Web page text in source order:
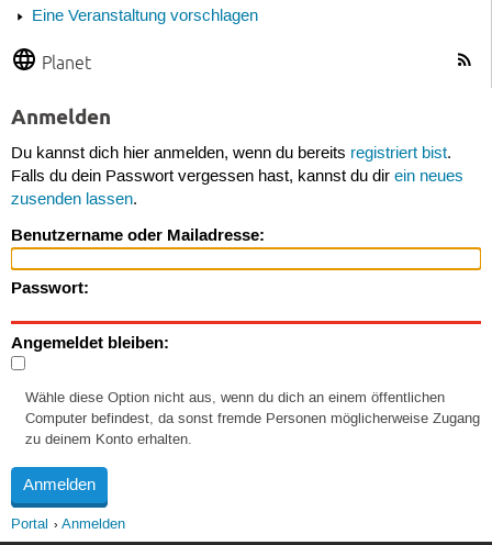
Eine Veranstaltung vorschlagen
Planet
Anmelden
Du kannst dich hier anmelden, wenn du bereits registriert bist.
Falls du dein Passwort vergessen hast, kannst du dir ein neues
zusenden lassen.
Benutzername oder Mailadresse:
Passwort:
Angemeldet bleiben:
Wähle diese Option nicht aus, wenn du dich an einem öffentlichen
Computer befindest, da sonst fremde Personen möglicherweise Zugang
zu deinem Konto erhalten.
Portal Anmelden